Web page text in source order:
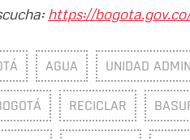
https://
AGUA UNIDAD
RECICLAR